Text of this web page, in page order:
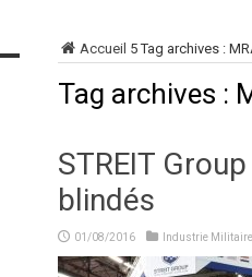
Accueil 5Tag archives :
Tag archives :
STREIT
blindés
01/08/2016 Industrie Militaire